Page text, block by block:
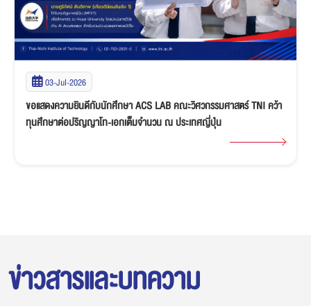
02-Jul-2026
นักศึกษาคณะวิศวกรรมศาสตร์ TNI ทีม TENSAI คว้ารางวัล "เกียรติบัตร
ระดับเหรียญเงิน" ศึกหุ่นยนต์ Thai PBS ABU Robocon Thailand
ข่าวสารและบทความ